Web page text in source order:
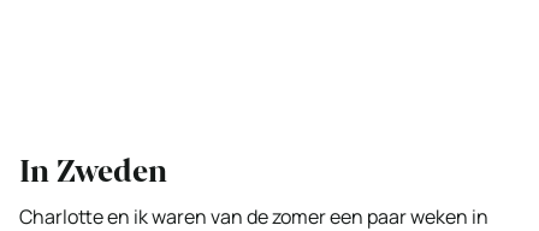
In Zweden
Charlotte en ik waren van de zomer een paar weken in